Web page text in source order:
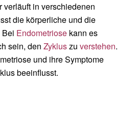
verläuft in verschiedenen
die körperliche und die
Bei Endometriosekann es
sein, den Zykluszu verstehen.
und ihre Symptome
beeinflusst.